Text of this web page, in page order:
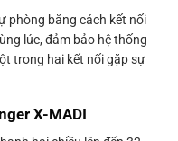
phòng bằng cách kết nối
lúc, đảm bảo hệ thống
trong hai kết nối gặp sự
X-MADI